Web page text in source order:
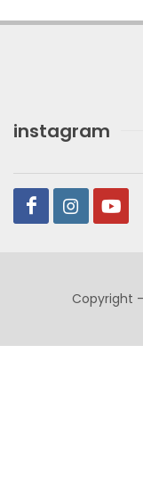
instagram
Copyright -